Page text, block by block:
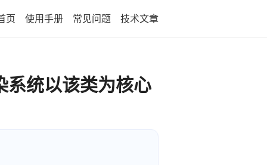
页 使用手册 常见问题 技术文章
统以该类为核心